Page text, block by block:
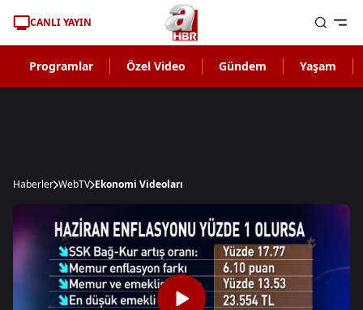
CANLI YAYIN
Programlar Özel Video Gündem Yaşam
Haberler WebTV Ekonomi Videoları